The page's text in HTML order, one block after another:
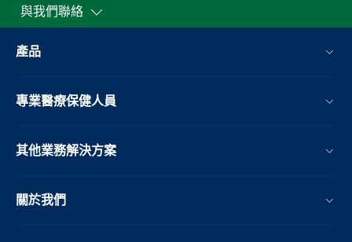
與我們聯絡
產品
專業醫療保健人員
其他業務解決方案​
關於我們